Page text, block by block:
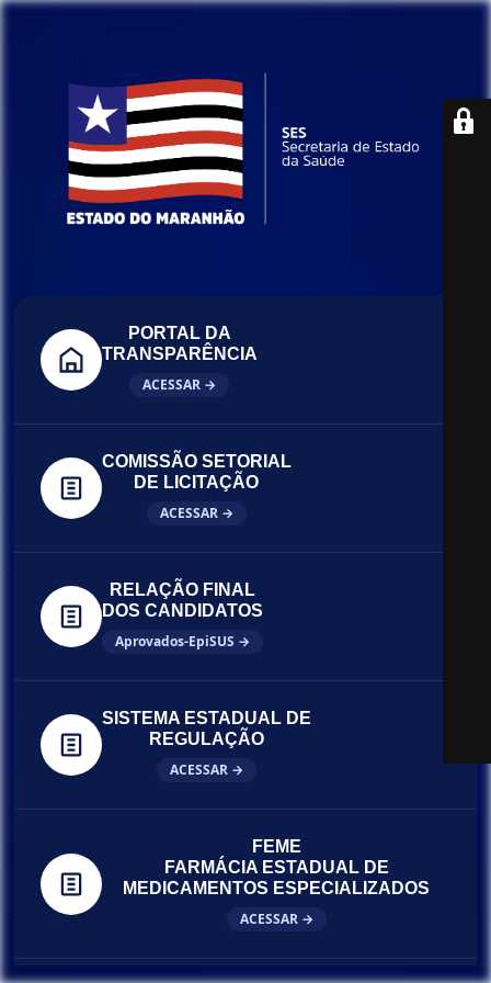
PORTAL DA
TRANSPARÊNCIA
ACESSAR →
COMISSÃO SETORIAL
DE LICITAÇÃO
ACESSAR →
RELAÇÃO FINAL
DOS CANDIDATOS
Aprovados-EpiSUS →
SISTEMA ESTADUAL DE
REGULAÇÃO
ACESSAR →
FEME
FARMÁCIA ESTADUAL DE
MEDICAMENTOS ESPECIALIZADOS
ACESSAR →